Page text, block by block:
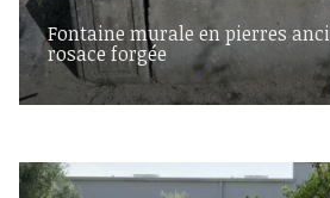
Fontaine murale en pierres
rosace forgée